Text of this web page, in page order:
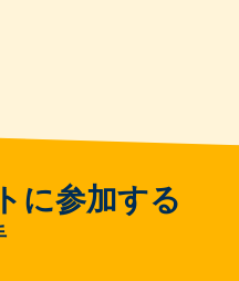
に参加する